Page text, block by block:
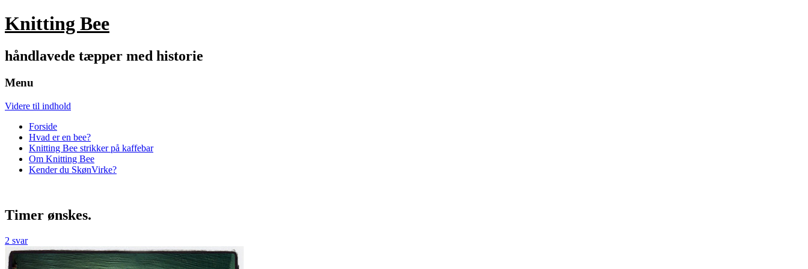
Knitting Bee
håndlavede tæpper med historie
Menu
Videre til indhold
Forside
Hvad er en bee?
Knitting Bee strikker på kaffebar
Om Knitting Bee
Kender du SkønVirke?
Timer ønskes.
2 svar